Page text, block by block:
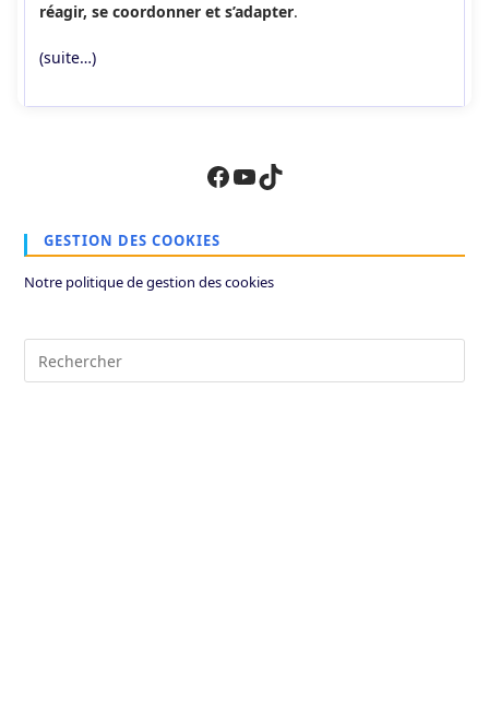
réagir, se coordonner et s’adapter.
(suite…)
Facebook
YouTube
TikTok
GESTION DES COOKIES
Notre politique de gestion des cookies